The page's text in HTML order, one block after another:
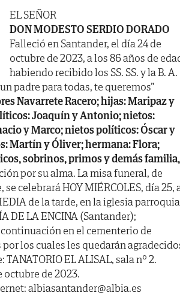
EL SEÑOR
DON MODESTO SERDIO DORADO
Falleció en Santander, el día 24 de
octubre de 2023, a los 86 años de
habiendo recibido los SS. SS. y la B. A.
padre para todas, te queremos”
Navarrete Racero; hijas: Maripaz y
Joaquín y Antonio; nietos:
y Marco; nietos políticos: Óscar y
Martín y Óliver; hermana: Flora;
sobrinos, primos y demás familia,
por su alma. La misa funeral, de
celebrará HOY MIÉRCOLES, día 25,
de la tarde, en la iglesia
DE LA ENCINA (Santander);
en el cementerio de
por los cuales les quedarán
EL ALISAL, sala nº 2.
octubre de 2023.
albiasantander@albia.es